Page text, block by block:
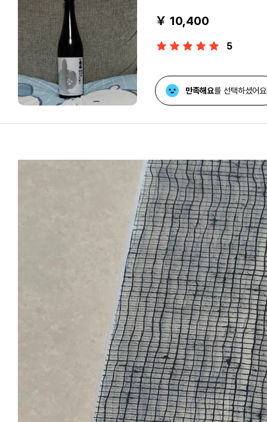
￥ 10,400
5
만족해요를 선택하셨어